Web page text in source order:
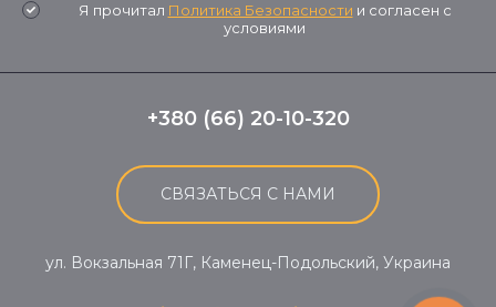
Я прочитал Политика Безопасности и согласен с
условиями
+380 (66) 20-10-320
СВЯЗАТЬСЯ С НАМИ
ул. Вокзальная 71Г, Каменец-Подольский, Украина